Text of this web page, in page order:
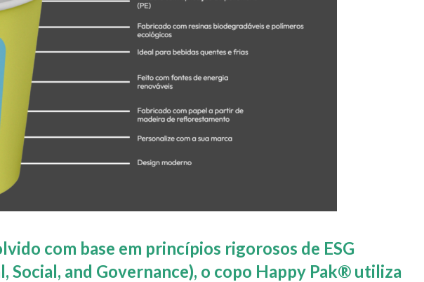
com base em princípios rigorosos de ESG
Social, and Governance), o copo Happy Pak® utiliza